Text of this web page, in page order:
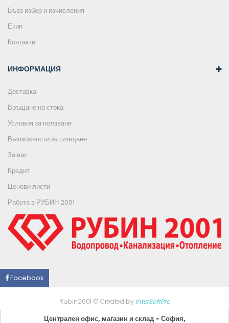
Бърз избор и изчисления
Екип
Контакти
ИНФОРМАЦИЯ
Доставка
Връщане на стока
Условия за ползване
Възможности за плащане
За нас
Кредит
Ценови листи
Работа в РУБИН 2001
Facebook
Rubin2001 © Created by InterSoftPro
Централен офис, магазин и склад - София,